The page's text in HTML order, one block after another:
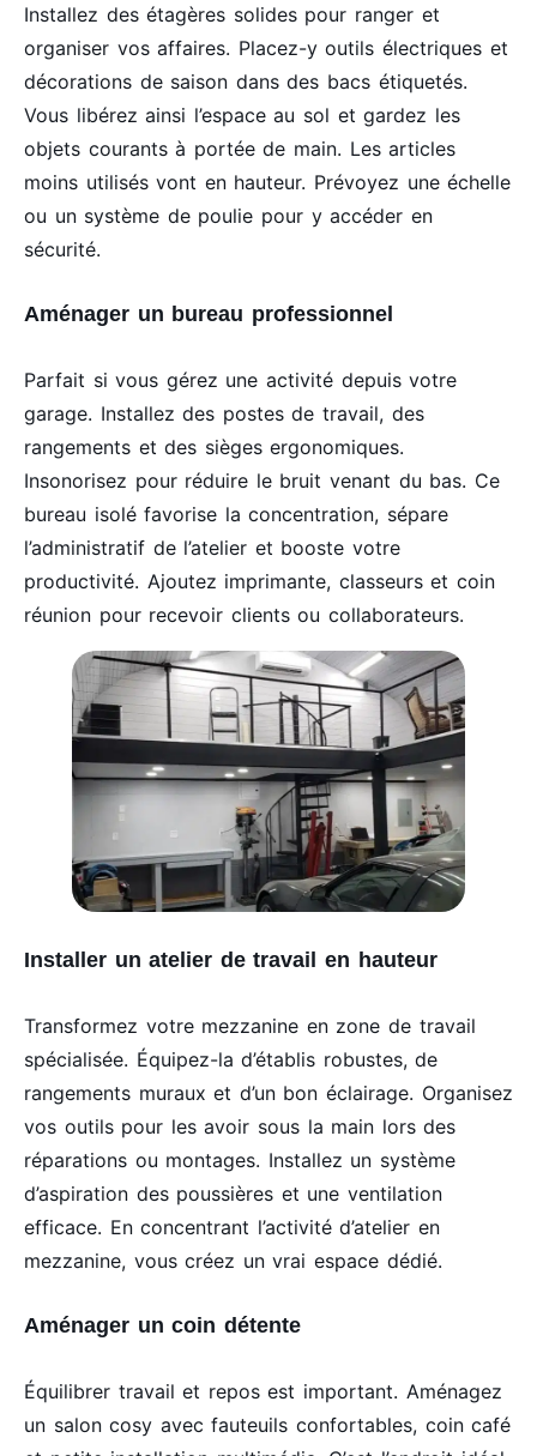
Installez des étagères solides pour ranger et
organiser vos affaires. Placez-y outils électriques et
décorations de saison dans des bacs étiquetés.
Vous libérez ainsi l’espace au sol et gardez les
objets courants à portée de main. Les articles
moins utilisés vont en hauteur. Prévoyez une échelle
ou un système de poulie pour y accéder en
sécurité.
Aménager un bureau professionnel
Parfait si vous gérez une activité depuis votre
garage. Installez des postes de travail, des
rangements et des sièges ergonomiques.
Insonorisez pour réduire le bruit venant du bas. Ce
bureau isolé favorise la concentration, sépare
l’administratif de l’atelier et booste votre
productivité. Ajoutez imprimante, classeurs et coin
réunion pour recevoir clients ou collaborateurs.
Installer un atelier de travail en hauteur
Transformez votre mezzanine en zone de travail
spécialisée. Équipez-la d’établis robustes, de
rangements muraux et d’un bon éclairage. Organisez
vos outils pour les avoir sous la main lors des
réparations ou montages. Installez un système
d’aspiration des poussières et une ventilation
efficace. En concentrant l’activité d’atelier en
mezzanine, vous créez un vrai espace dédié.
Aménager un coin détente
Équilibrer travail et repos est important. Aménagez
un salon cosy avec fauteuils confortables, coin café